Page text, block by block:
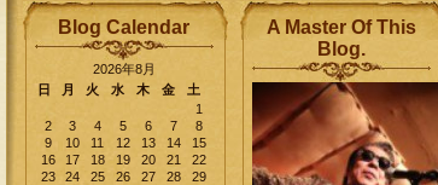
Blog Calendar
2026年8月
日
月 火 水 木 金
土
1
2
3 4 5 6 7
8
9
10 11 12 13 14
15
16
17 18 19 20 21
22
23
24 25 26 27 28
29
A Master Of This
Blog.